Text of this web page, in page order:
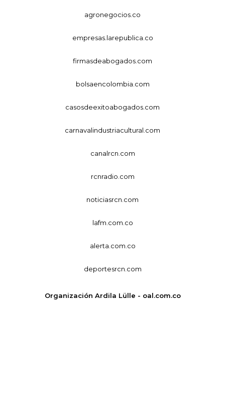
agronegocios.co
empresas.larepublica.co
firmasdeabogados.com
bolsaencolombia.com
casosdeexitoabogados.com
carnavalindustriacultural.com
canalrcn.com
rcnradio.com
noticiasrcn.com
lafm.com.co
alerta.com.co
deportesrcn.com
Organización Ardila Lülle - oal.com.co